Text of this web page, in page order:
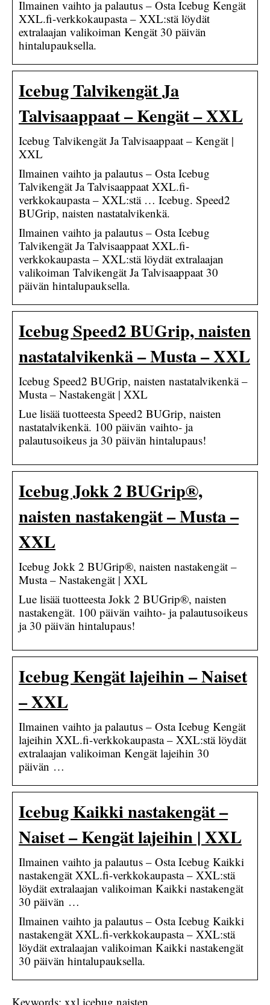
Ilmainen vaihto ja palautus – Osta Icebug Kengät
XXL.fi-verkkokaupasta – XXL:stä löydät
extralaajan valikoiman Kengät 30 päivän
hintalupauksella.
Icebug Talvikengät Ja
Talvisaappaat – Kengät – XXL
Icebug Talvikengät Ja Talvisaappaat – Kengät |
XXL
Ilmainen vaihto ja palautus – Osta Icebug
Talvikengät Ja Talvisaappaat XXL.fi-
verkkokaupasta – XXL:stä … Icebug. Speed2
BUGrip, naisten nastatalvikenkä.
Ilmainen vaihto ja palautus – Osta Icebug
Talvikengät Ja Talvisaappaat XXL.fi-
verkkokaupasta – XXL:stä löydät extralaajan
valikoiman Talvikengät Ja Talvisaappaat 30
päivän hintalupauksella.
Icebug Speed2 BUGrip, naisten
nastatalvikenkä – Musta – XXL
Icebug Speed2 BUGrip, naisten nastatalvikenkä –
Musta – Nastakengät | XXL
Lue lisää tuotteesta Speed2 BUGrip, naisten
nastatalvikenkä. 100 päivän vaihto- ja
palautusoikeus ja 30 päivän hintalupaus!
Icebug Jokk 2 BUGrip®,
naisten nastakengät – Musta –
XXL
Icebug Jokk 2 BUGrip®, naisten nastakengät –
Musta – Nastakengät | XXL
Lue lisää tuotteesta Jokk 2 BUGrip®, naisten
nastakengät. 100 päivän vaihto- ja palautusoikeus
ja 30 päivän hintalupaus!
Icebug Kengät lajeihin – Naiset
– XXL
Ilmainen vaihto ja palautus – Osta Icebug Kengät
lajeihin XXL.fi-verkkokaupasta – XXL:stä löydät
extralaajan valikoiman Kengät lajeihin 30
päivän …
Icebug Kaikki nastakengät –
Naiset – Kengät lajeihin | XXL
Ilmainen vaihto ja palautus – Osta Icebug Kaikki
nastakengät XXL.fi-verkkokaupasta – XXL:stä
löydät extralaajan valikoiman Kaikki nastakengät
30 päivän …
Ilmainen vaihto ja palautus – Osta Icebug Kaikki
nastakengät XXL.fi-verkkokaupasta – XXL:stä
löydät extralaajan valikoiman Kaikki nastakengät
30 päivän hintalupauksella.
Keywords: xxl icebug naisten